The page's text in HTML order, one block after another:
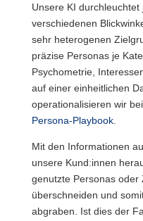
Unsere KI
verschiedenen
sehr heterogenen
präzise Personas je
Psychometrie,
auf einer einheitlichen
operationalisieren wir
Persona-Playbook.
Mit den Informationen
unsere Kund:innen
genutzte Personas oder
überschneiden und
abgraben. Ist dies der